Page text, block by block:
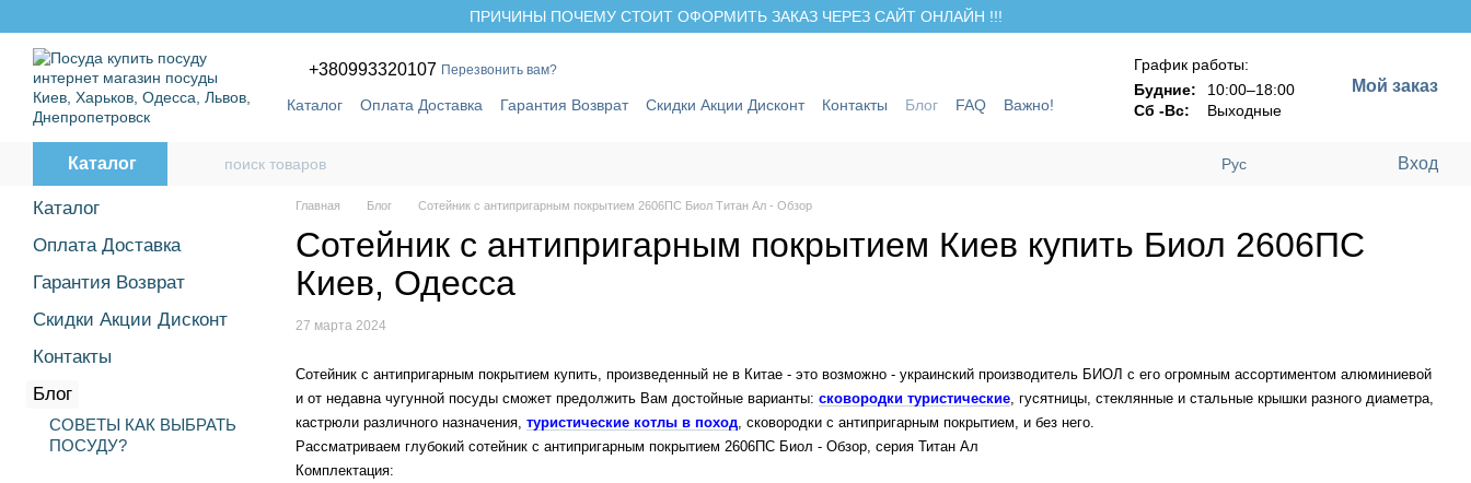
ПРИЧИНЫ ПОЧЕМУ СТОИТ ОФОРМИТЬ ЗАКАЗ ЧЕРЕЗ САЙТ ОНЛАЙН !!!
+380993320107 Перезвонить вам?
Каталог Оплата Доставка Гарантия Возврат Скидки Акции Дисконт Контакты Блог FAQ
Важно!
График работы:
Будние:
10:00–18:00
Сб -Вс:
Выходные
Мой заказ
Каталог Рус Вход
Главная Блог Сотейник с антипригарным покрытием 2606ПС Биол Титан Ал - Обзор
Сотейник с антипригарным покрытием Киев купить Биол 2606ПС
Киев, Одесса
27 марта 2024
Сотейник с антипригарным покрытием купить, произведенный не в Китае - это возможно - украинский производитель БИОЛ с его огромным ассортиментом алюминиевой
и от недавна чугунной посуды сможет предолжить Вам достойные варианты: сковородки туристические, гусятницы, стеклянные и стальные крышки разного диаметра,
кастрюли различного назначения, туристические котлы в поход, сковородки с антипригарным покрытием, и без него.
Рассматриваем глубокий cотейник с антипригарным покрытием 2606ПС Биол - Обзор, серия Титан Ал
Комплектация:
Каталог
Оплата Доставка
Гарантия Возврат
Скидки Акции Дисконт
Контакты
Блог
СОВЕТЫ КАК ВЫБРАТЬ
ПОСУДУ?